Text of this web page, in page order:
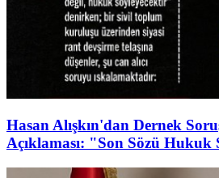
Hasan Alışkın'dan Dernek
Açıklaması: "Son Sözü Hukuk